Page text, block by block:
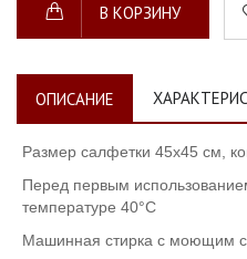
В КОРЗИНУ
ОПИСАНИЕ
Размер салфетки 45х45 см,
Перед первым
температуре 40°C
Машинная стирка с моющим